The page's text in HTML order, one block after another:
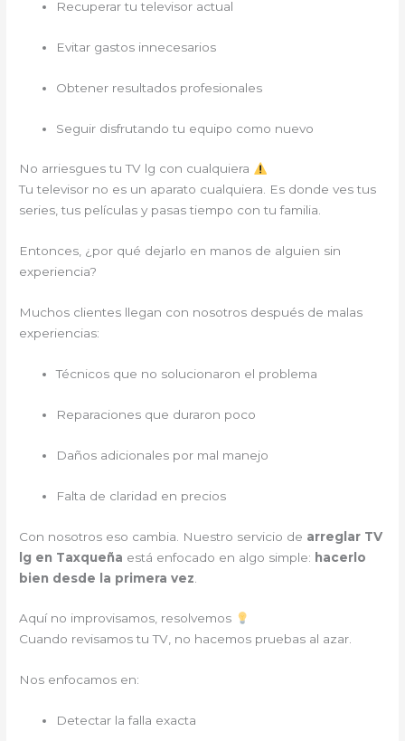
Recuperar tu televisor actual
Evitar gastos innecesarios
Obtener resultados profesionales
Seguir disfrutando tu equipo como nuevo
No arriesgues tu TV lg con cualquiera
Tu televisor no es un aparato cualquiera. Es donde ves tus
series, tus películas y pasas tiempo con tu familia.
Entonces, ¿por qué dejarlo en manos de alguien sin
experiencia?
Muchos clientes llegan con nosotros después de malas
experiencias:
Técnicos que no solucionaron el problema
Reparaciones que duraron poco
Daños adicionales por mal manejo
Falta de claridad en precios
Con nosotros eso cambia. Nuestro servicio de arreglar TV
lg en Taxqueña está enfocado en algo simple: hacerlo
bien desde la primera vez
Aquí no improvisamos, resolvemos
Cuando revisamos tu TV, no hacemos pruebas al azar.
Nos enfocamos en:
Detectar la falla exacta